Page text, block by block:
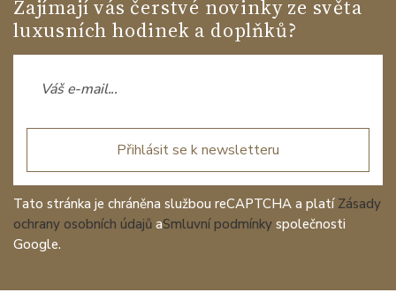
Zajímají vás čerstvé novinky ze světa
luxusních hodinek a doplňků?
Přihlásit se k newsletteru
Tato stránka je chráněna službou reCAPTCHA a platí Zásady
ochrany osobních údajů aSmluvní podmínky společnosti
Google.